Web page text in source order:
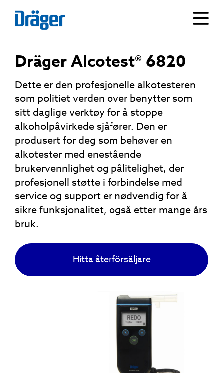
Dräger Alcotest® 6820
Dette er den profesjonelle alkotesteren
som politiet verden over benytter som
sitt daglige verktøy for å stoppe
alkoholpåvirkede sjåfører. Den er
produsert for deg som behøver en
alkotester med enestående
brukervennlighet og pålitelighet, der
profesjonell støtte i forbindelse med
service og support er nødvendig for å
sikre funksjonalitet, også etter mange års
bruk.
Hitta återförsäljare